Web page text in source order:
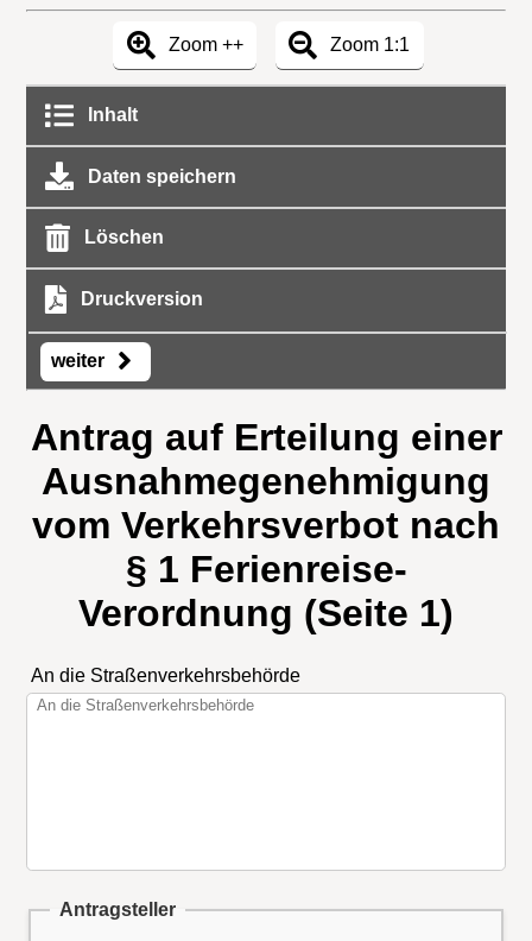
Zoom ++ Zoom 1:1
Inhalt
Daten speichern
Löschen
Druckversion
weiter
Antrag auf Erteilung einer
Ausnahmegenehmigung
vom Verkehrsverbot nach
§ 1 Ferienreise-
Verordnung (Seite 1)
An die Straßenverkehrsbehörde
Antragsteller